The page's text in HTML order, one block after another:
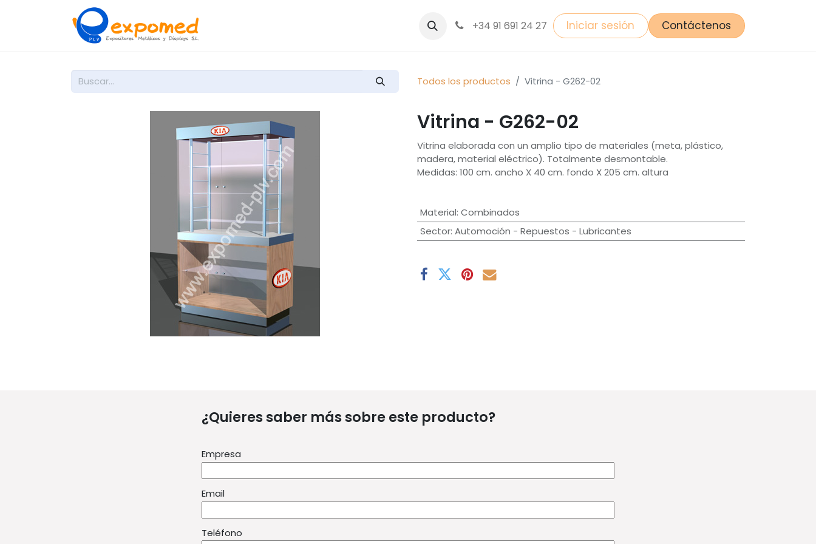
+34 91 691 24 27 Iniciar sesión Contáctenos
Todos los productos Vitrina - G262-02
Vitrina - G262-02
Vitrina elaborada con un amplio tipo de materiales (meta, plástico,
madera, material eléctrico). Totalmente desmontable.
Medidas: 100 cm. ancho X 40 cm. fondo X 205 cm. altura
Material: Combinados
Sector: Automoción - Repuestos - Lubricantes
¿Quieres saber más sobre este producto?
Empresa
Email
Teléfono